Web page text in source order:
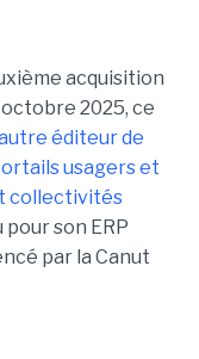
acquisition
2025, ce
éditeur de
usagers et
collectivités
son ERP
par la Canut